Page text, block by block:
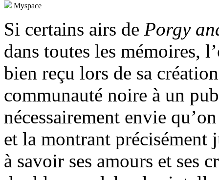
Myspace
Si certains airs de Porgy
dans toutes les mémoires,
bien reçu lors de sa
communauté noire à un
nécessairement envie
et la montrant précisément
à savoir ses amours et ses